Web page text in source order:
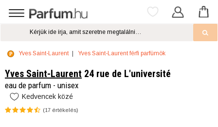
Yves Saint-Laurent Yves Saint-Laurent férfi parfümök
Yves Saint-Laurent 24 rue de L'université
eau de parfum - unisex
Kedvencek közé
(17 értékelés)